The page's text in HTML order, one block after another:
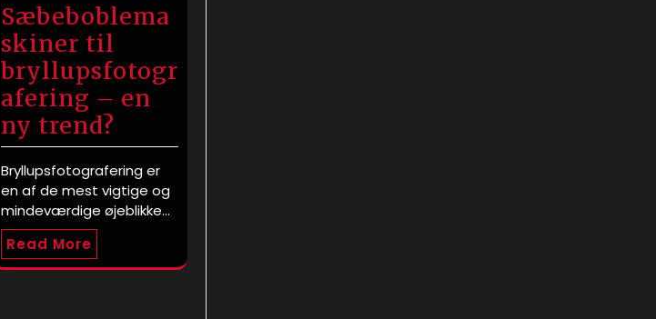
Sæbeboblema
skiner til
bryllupsfotogr
afering – en
ny trend?
Bryllupsfotografering er
en af de mest vigtige og
mindeværdige øjeblikke…
Read More